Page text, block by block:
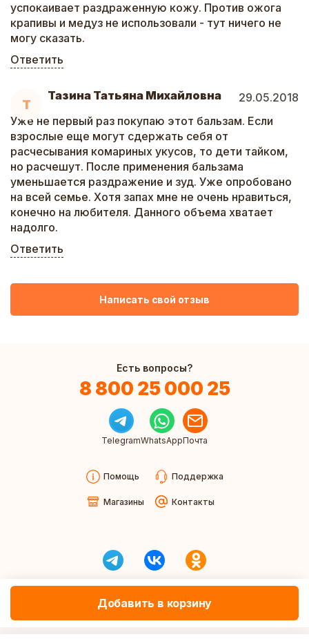
Добавить в корзину
успокаивает раздраженную кожу. Против ожога
крапивы и медуз не использовали - тут ничего не
могу сказать.
Ответить
Т
Тазина Татьяна Михайловна
29.05.2018
Уже не первый раз покупаю этот бальзам. Если
взрослые еще могут сдержать себя от
расчесывания комариных укусов, то дети тайком,
но расчешут. После применения бальзама
уменьшается раздражение и зуд. Уже опробовано
на всей семье. Хотя запах мне не очень нравиться,
конечно на любителя. Данного объема хватает
надолго.
Ответить
Написать свой отзыв
Есть вопросы?
8 800 25 000 25
TelegramWhatsAppПочта
Помощь Поддержка
Магазины Контакты